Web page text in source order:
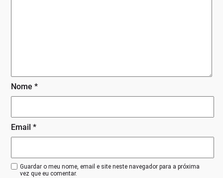
Nome*
Email*
Guardar o meu nome, email e site neste navegador para a próxima
vez que eu comentar.